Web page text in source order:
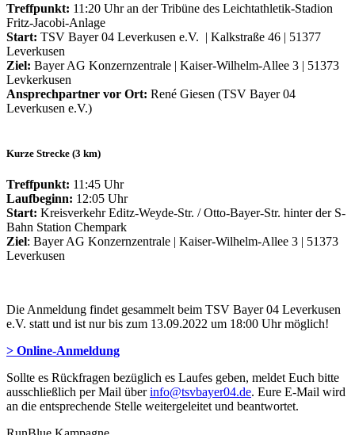
Treffpunkt: 11:20 Uhr an der Tribüne des Leichtathletik-Stadion
Fritz-Jacobi-Anlage
Start: TSV Bayer 04 Leverkusen e.V. | Kalkstraße 46 | 51377
Leverkusen
Ziel: Bayer AG Konzernzentrale | Kaiser-Wilhelm-Allee 3 | 51373
Levkerkusen
Ansprechpartner vor Ort: René Giesen (TSV Bayer 04
Leverkusen e.V.)
Kurze Strecke (3 km)
Treffpunkt: 11:45 Uhr
Laufbeginn: 12:05 Uhr
Start: Kreisverkehr Editz-Weyde-Str. / Otto-Bayer-Str. hinter der S-
Bahn Station Chempark
Ziel: Bayer AG Konzernzentrale | Kaiser-Wilhelm-Allee 3 | 51373
Leverkusen
Die Anmeldung findet gesammelt beim TSV Bayer 04 Leverkusen
e.V. statt und ist nur bis zum 13.09.2022 um 18:00 Uhr möglich!
> Online-Anmeldung
Sollte es Rückfragen bezüglich es Laufes geben, meldet Euch bitte
ausschließlich per Mail überinfo@tsvbayer04.de. Eure E-Mail wird
an die entsprechende Stelle weitergeleitet und beantwortet.